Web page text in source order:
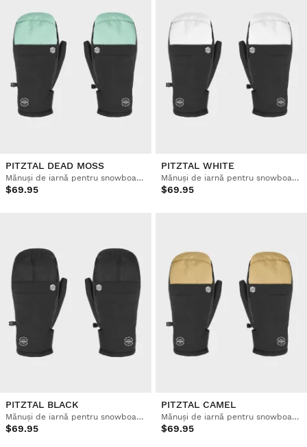
PITZTAL DEAD MOSS
Mănuși de iarnă pentru snowboard și schi
$69.95
PITZTAL WHITE
Mănuși de iarnă pentru snowboard și schi
$69.95
PITZTAL BLACK
Mănuși de iarnă pentru snowboard și schi
$69.95
PITZTAL CAMEL
Mănuși de iarnă pentru snowboard și schi
$69.95